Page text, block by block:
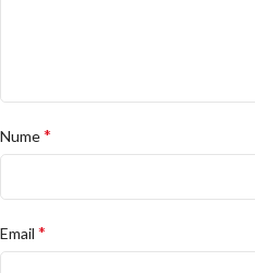
Nume*
Email *